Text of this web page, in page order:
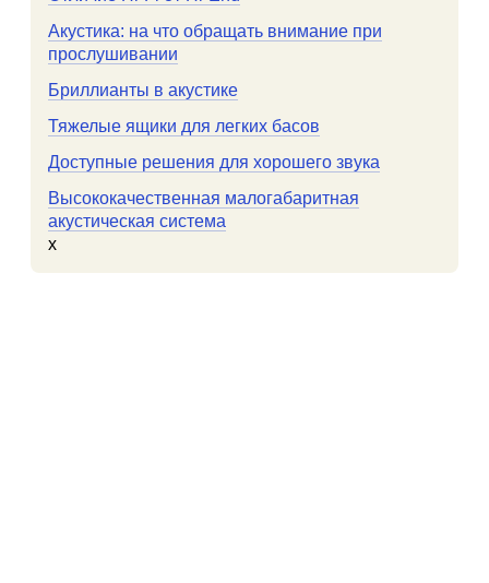
Акустика: на что обращать внимание при
прослушивании
Бриллианты в акустике
Тяжелые ящики для легких басов
Доступные решения для хорошего звука
Высококачественная малогабаритная
акустическая система
x